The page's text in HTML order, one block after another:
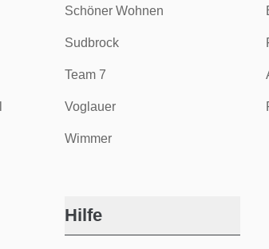
Schöner Wohnen
Sudbrock
Team 7
Voglauer
Wimmer
Hilfe